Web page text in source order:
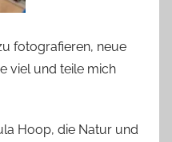
fotografieren, neue
viel und teile mich
Hoop, die Natur und